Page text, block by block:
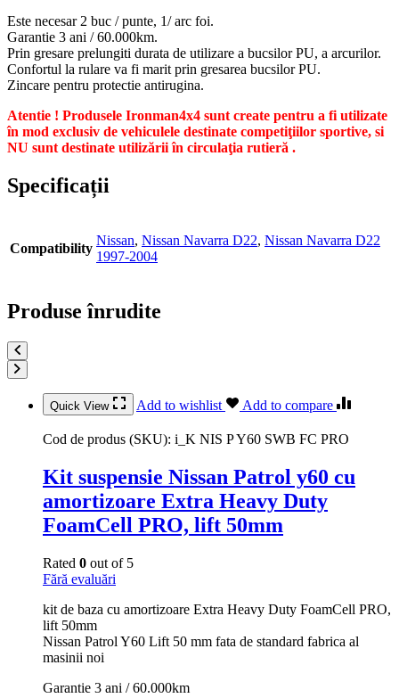
Este necesar 2 buc / punte, 1/ arc foi.
Garantie 3 ani / 60.000km.
Prin gresare prelungiti durata de utilizare a bucsilor PU, a arcurilor.
Confortul la rulare va fi marit prin gresarea bucsilor PU.
Zincare pentru protectie antirugina.
Atentie ! Produsele Ironman4x4 sunt create pentru a fi utilizate
în mod exclusiv de vehiculele destinate competiţiilor sportive, si
NU sunt destinate utilizării în circulaţia rutieră .
Specificații
Compatibility
Nissan, Nissan Navarra D22, Nissan Navarra D22
1997-2004
Produse înrudite
Quick View Add to wishlist Add to compare
Cod de produs (SKU): i_K NIS P Y60 SWB FC PRO
Kit suspensie Nissan Patrol y60 cu
amortizoare Extra Heavy Duty
FoamCell PRO, lift 50mm
Rated 0 out of 5
Fără evaluări
kit de baza cu amortizoare Extra Heavy Duty FoamCell PRO,
lift 50mm
Nissan Patrol Y60 Lift 50 mm fata de standard fabrica al
masinii noi
Garantie 3 ani / 60.000km